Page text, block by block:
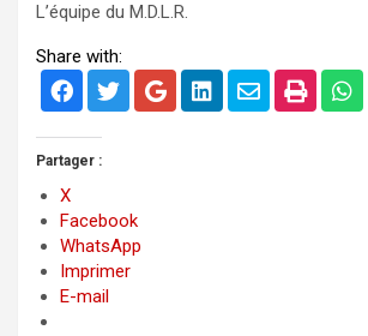
L’équipe du M.D.L.R.
Share with:
Partager :
X
Facebook
WhatsApp
Imprimer
E-mail